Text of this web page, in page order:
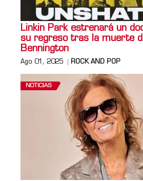
Linkin Park estrenará un
su regreso tras la muerte
Bennington
Ago 01, 2025 ROCK AND POP
NOTICIAS